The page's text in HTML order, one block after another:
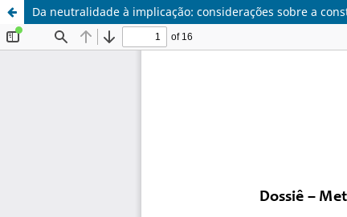
Da neutralidade à implicação: considerações sobre a